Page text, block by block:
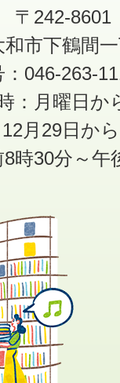
〒242-8601
市下鶴間
：046-263-
：月曜日か
12月29日か
8時30分～午